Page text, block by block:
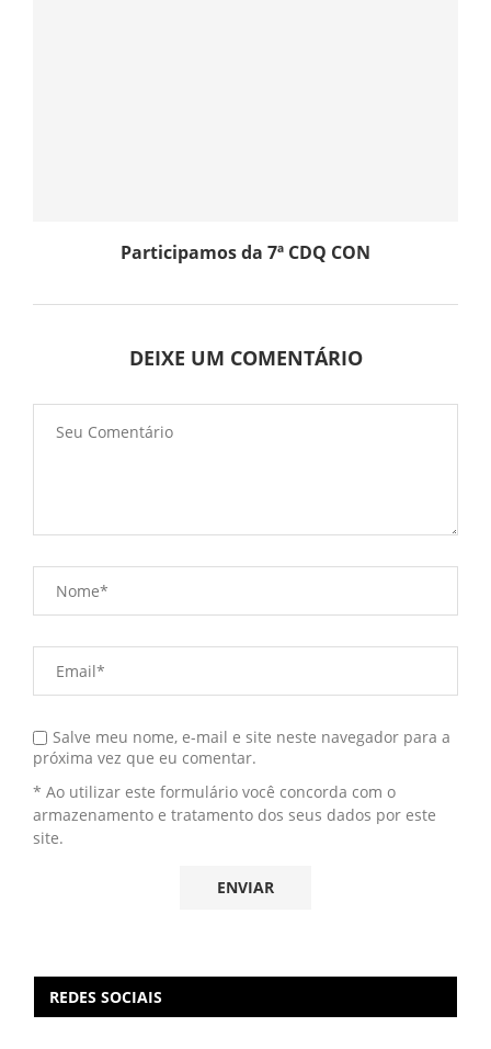
Participamos da 7ª CDQ CON
DEIXE UM COMENTÁRIO
Salve meu nome, e-mail e site neste navegador para a
próxima vez que eu comentar.
* Ao utilizar este formulário você concorda com o
armazenamento e tratamento dos seus dados por este
site.
REDES SOCIAIS